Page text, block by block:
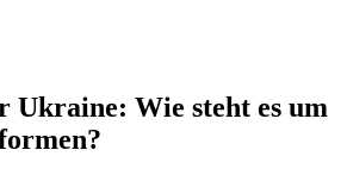
Wie steht es um